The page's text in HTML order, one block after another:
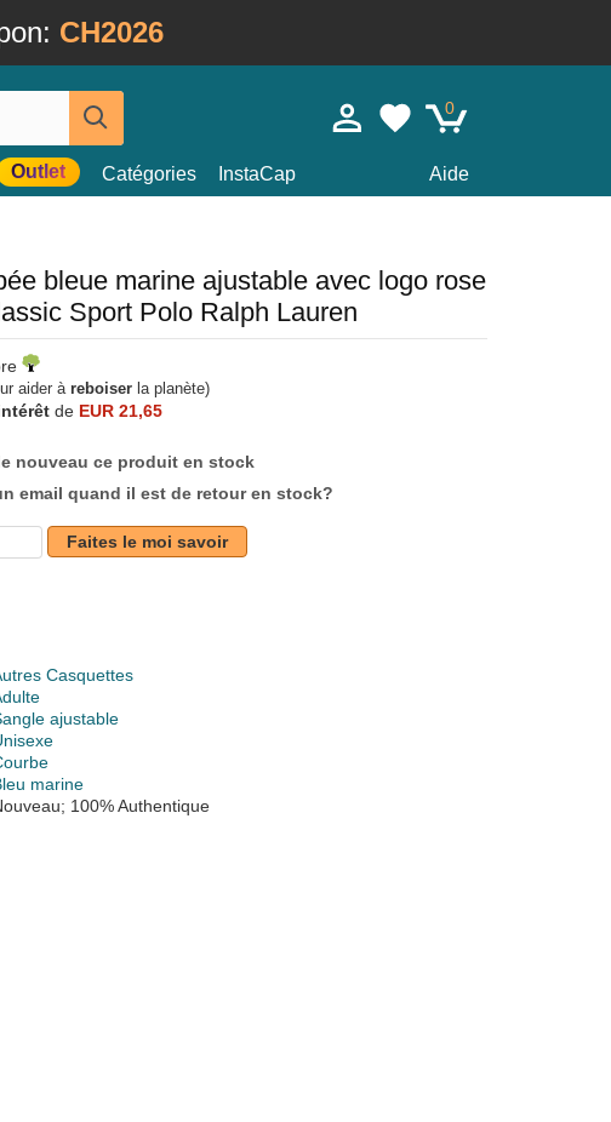
CH2026
0
Outlet Catégories InstaCap Aide
bleue marine ajustable avec logo rose
Sport Polo Ralph Lauren
aider à reboiser la planète)
de EUR 21,65
nouveau ce produit en stock
email quand il est de retour en stock?
Faites le moi savoir
Casquettes
ajustable
marine
100% Authentique